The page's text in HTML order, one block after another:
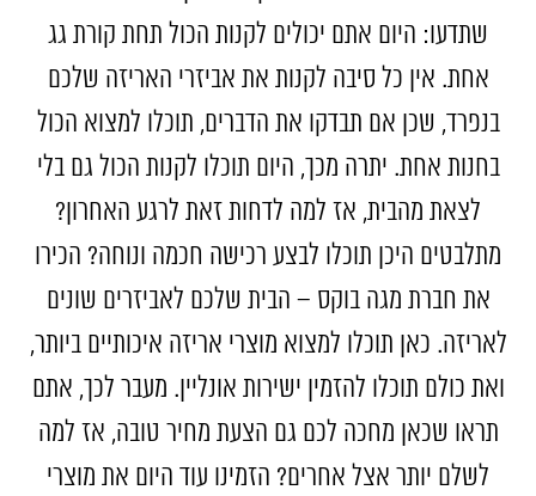
שתדעו: היום אתם יכולים לקנות הכול תחת קורת גג
אחת. אין כל סיבה לקנות את אביזרי האריזה שלכם
בנפרד, שכן אם תבדקו את הדברים, תוכלו למצוא הכול
בחנות אחת. יתרה מכך, היום תוכלו לקנות הכול גם בלי
לצאת מהבית, אז למה לדחות זאת לרגע האחרון?
מתלבטים היכן תוכלו לבצע רכישה חכמה ונוחה? הכירו
את חברת מגה בוקס – הבית שלכם לאביזרים שונים
לאריזה. כאן תוכלו למצוא מוצרי אריזה איכותיים ביותר,
ואת כולם תוכלו להזמין ישירות אונליין. מעבר לכך, אתם
תראו שכאן מחכה לכם גם הצעת מחיר טובה, אז למה
לשלם יותר אצל אחרים? הזמינו עוד היום את מוצרי